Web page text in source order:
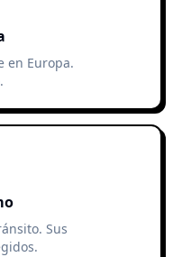
en Europa.
Sus